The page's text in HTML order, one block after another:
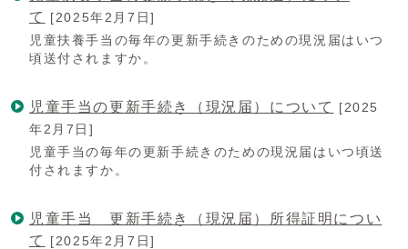
て
[2025年2月7日]
児童扶養手当の毎年の更新手続きのための現況届はいつ
頃送付されますか。
児童手当の更新手続き（現況届）について
[2025
年2月7日]
児童手当の毎年の更新手続きのための現況届はいつ頃送
付されますか。
児童手当 更新手続き（現況届）所得証明につい
て
[2025年2月7日]